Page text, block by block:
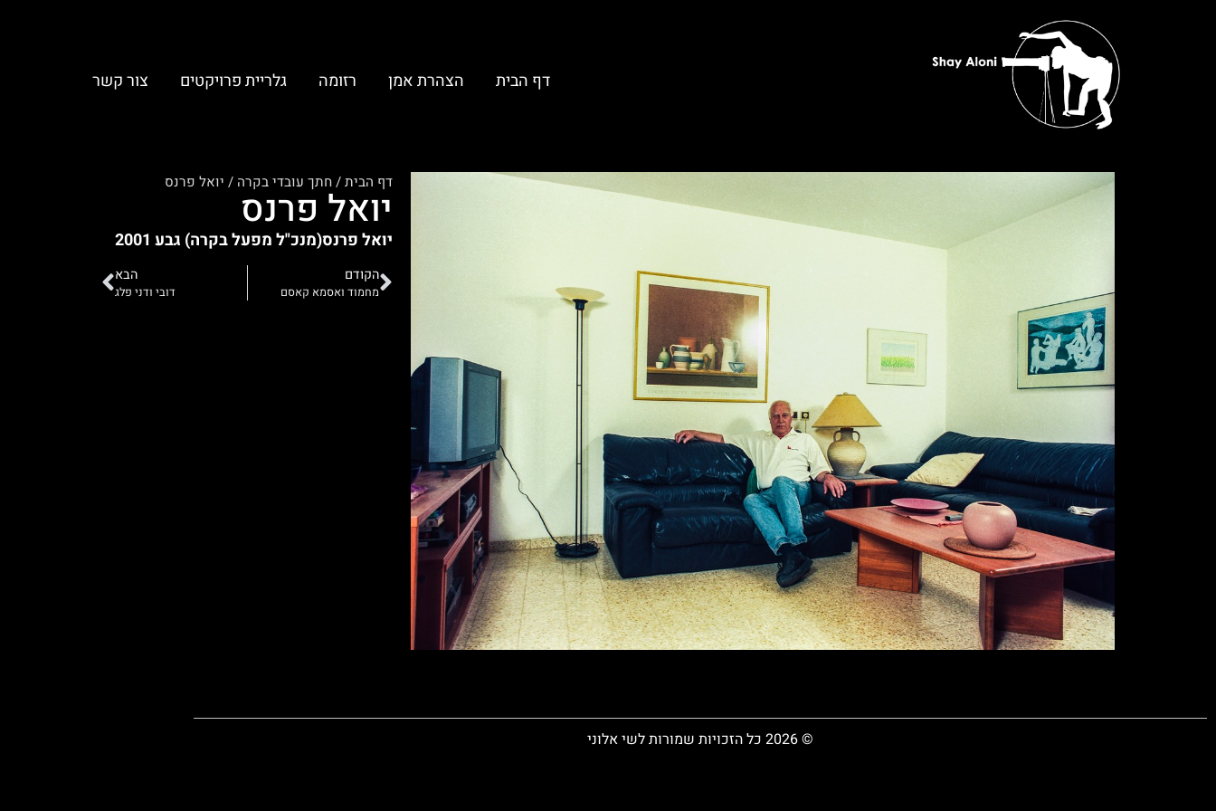
דף הבית הצהרת אמן רזומה גלריית פרויקטים צור קשר
דף הבית/חתך עובדי בקרה / יואל פרנס
יואל פרנס
יואל פרנס(מנכ"ל מפעל בקרה) גבע 2001
הקודם
מחמוד ואסמא קאסם
הבא
דובי ודני פלג
© 2026 כל הזכויות שמורות לשי אלוני